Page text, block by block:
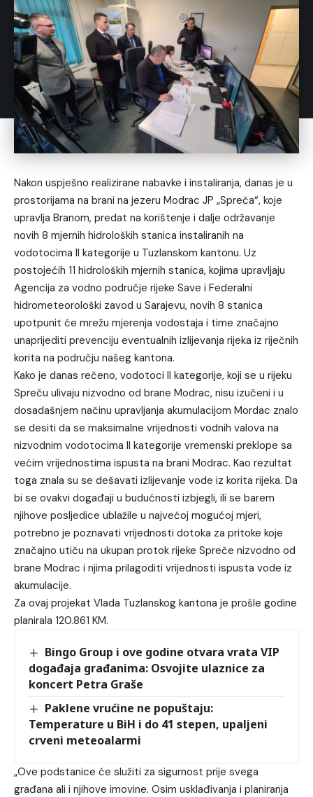
Nakon uspješno realizirane nabavke i instaliranja, danas je u
prostorijama na brani na jezeru Modrac JP „Spreča“, koje
upravlja Branom, predat na korištenje i dalje održavanje
novih 8 mjernih hidroloških stanica instaliranih na
vodotocima II kategorije u Tuzlanskom kantonu. Uz
postojećih 11 hidroloških mjernih stanica, kojima upravljaju
Agencija za vodno područje rijeke Save i Federalni
hidrometeorološki zavod u Sarajevu, novih 8 stanica
upotpunit će mrežu mjerenja vodostaja i time značajno
unaprijediti prevenciju eventualnih izlijevanja rijeka iz riječnih
korita na području našeg kantona.
Kako je danas rečeno, vodotoci II kategorije, koji se u rijeku
Spreču ulivaju nizvodno od brane Modrac, nisu izučeni i u
dosadašnjem načinu upravljanja akumulacijom Mordac znalo
se desiti da se maksimalne vrijednosti vodnih valova na
nizvodnim vodotocima II kategorije vremenski preklope sa
većim vrijednostima ispusta na brani Modrac. Kao rezultat
toga znala su se dešavati izlijevanje vode iz korita rijeka. Da
bi se ovakvi događaji u budućnosti izbjegli, ili se barem
njihove posljedice ublažile u najvećoj mogućoj mjeri,
potrebno je poznavati vrijednosti dotoka za pritoke koje
značajno utiču na ukupan protok rijeke Spreče nizvodno od
brane Modrac i njima prilagoditi vrijednosti ispusta vode iz
akumulacije.
Za ovaj projekat Vlada Tuzlanskog kantona je prošle godine
planirala 120.861 KM.
Bingo Group i ove godine otvara vrata VIP
događaja građanima: Osvojite ulaznice za
koncert Petra Graše
Paklene vrućine ne popuštaju:
Temperature u BiH i do 41 stepen, upaljeni
crveni meteoalarmi
„Ove podstanice će služiti za sigurnost prije svega
građana ali i njihove imovine. Osim usklađivanja i planiranja